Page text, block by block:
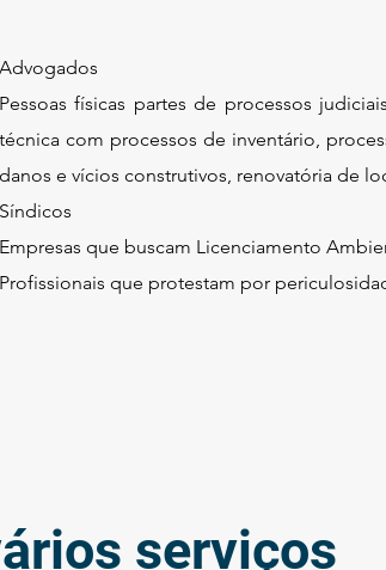
serviços
Advogados
Pessoas físicas partes de processos
técnica com processos de inventário,
danos e vícios construtivos, renovatória de
Síndicos
Empresas que buscam Licenciamento
Profissionais que protestam por